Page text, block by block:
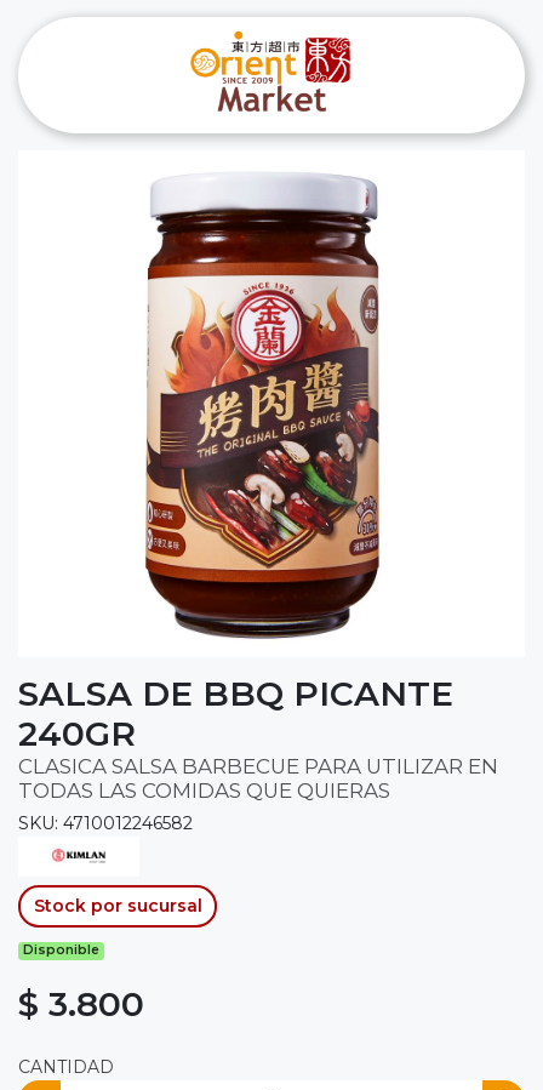
SALSA DE BBQ PICANTE
240GR
CLASICA SALSA BARBECUE PARA UTILIZAR EN
TODAS LAS COMIDAS QUE QUIERAS
SKU: 4710012246582
Stock por sucursal
Disponible
$ 3.800
CANTIDAD